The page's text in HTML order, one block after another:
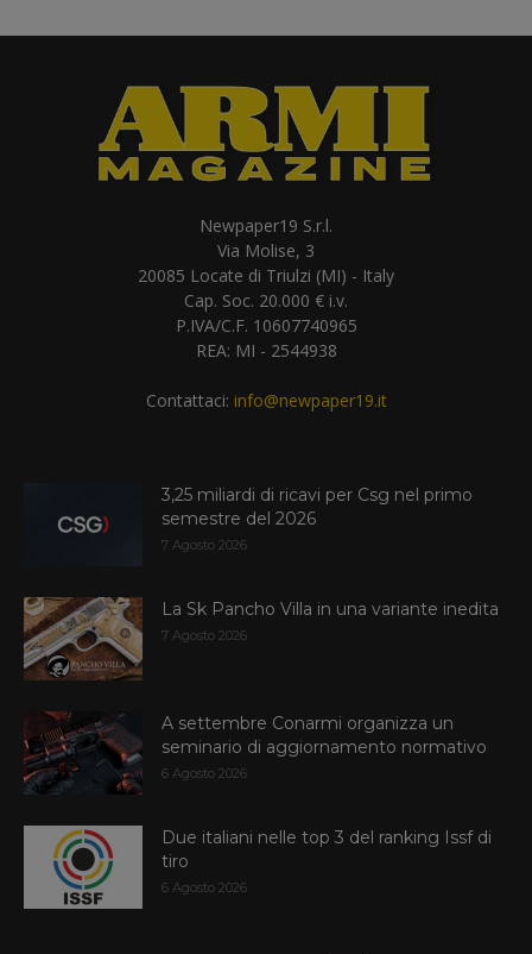
Newpaper19 S.r.l.
Via Molise, 3
20085 Locate di Triulzi (MI) - Italy
Cap. Soc. 20.000 € i.v.
P.IVA/C.F. 10607740965
REA: MI - 2544938
Contattaci: info@newpaper19.it
3,25 miliardi di ricavi per Csg nel primo
semestre del 2026
7 Agosto 2026
La Sk Pancho Villa in una variante inedita
7 Agosto 2026
A settembre Conarmi organizza un
seminario di aggiornamento normativo
6 Agosto 2026
Due italiani nelle top 3 del ranking Issf di
tiro
6 Agosto 2026